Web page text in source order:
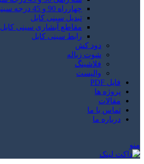
چهارراه 90 و 45 درجه سینی کابل
تبدیل سینی کابل
مقاطع آبشاری سینی کابل
رابط سینی کابل
دود کش
شوت زباله
فلاشینگ
والپست
فایل PDF
پروژه ها
مقالات
تماس با ما
درباره ما
منو